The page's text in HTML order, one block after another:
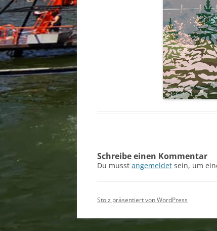
Schreibe einen Kommentar
Du musst angemeldet sein, um
Stolz präsentiert von WordPress